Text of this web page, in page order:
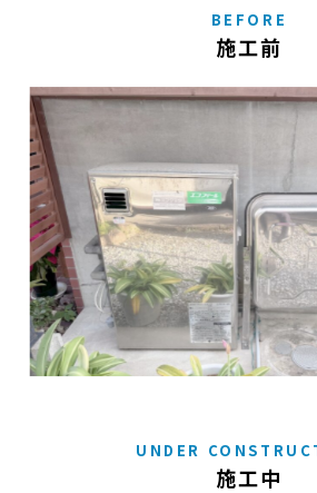
BEFORE
施工前
UNDER
施工中